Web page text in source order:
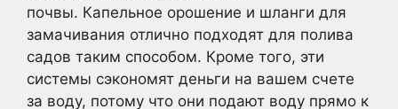
почвы. Капельное орошение и шланги для
замачивания отлично подходят для полива
садов таким способом. Кроме того, эти
системы сэкономят деньги на вашем счете
за воду, потому что они подают воду прямо к